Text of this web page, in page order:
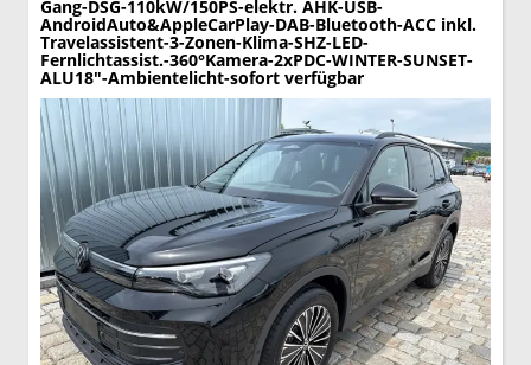
Gang-DSG-110kW/150PS-elektr. AHK-USB-
AndroidAuto&AppleCarPlay-DAB-Bluetooth-ACC inkl.
Travelassistent-3-Zonen-Klima-SHZ-LED-
Fernlichtassist.-360°Kamera-2xPDC-WINTER-SUNSET-
ALU18"-Ambientelicht-sofort verfügbar